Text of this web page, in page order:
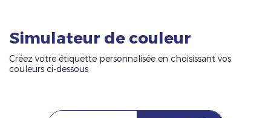
Simulateur de couleur
Créez votre étiquette personnalisée en choisissant vos
couleurs ci-dessous